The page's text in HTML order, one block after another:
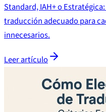
Standard, IAH+ o
traducción adecuado para
innecesarios.
Leer artículo